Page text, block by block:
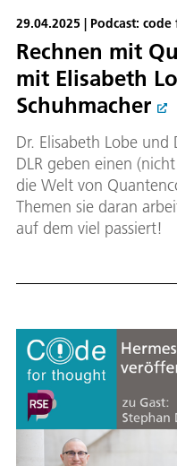
29.04.2025 | Podcast:
Rechnen mit
mit Elisabeth
Schuhmacher
Dr. Elisabeth Lobe und
DLR geben einen
die Welt von
Themen sie daran
auf dem viel passiert!